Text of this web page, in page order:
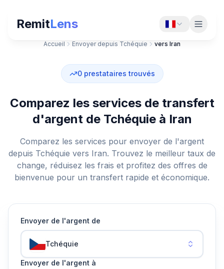
RemitLens
Accueil Envoyer depuis Tchéquie vers Iran
0 prestataires trouvés
Comparez les services de transfert
d'argent de Tchéquie à Iran
Comparez les services pour envoyer de l'argent
depuis Tchéquie vers Iran. Trouvez le meilleur taux de
change, réduisez les frais et profitez des offres de
bienvenue pour un transfert rapide et économique.
Envoyer de l'argent de
Tchéquie
Envoyer de l'argent à